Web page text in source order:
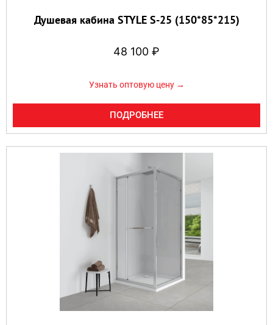
Душевая кабина STYLE S-25 (150*85*215)
48 100 ₽
Узнать оптовую цену →
ПОДРОБНЕЕ